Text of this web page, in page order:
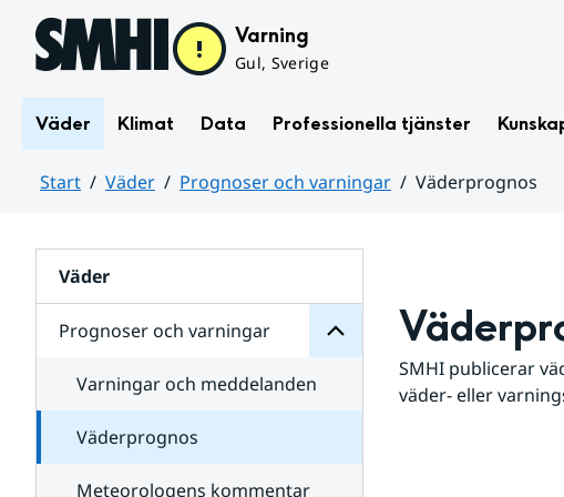
Hoppa till sidans innehåll Varning
Gul, Sverige
Väder Klimat Data Professionella tjänster
Start Väder Prognoser och varningar
Väderprognos
Väder
Prognoser och varningar
för
varningar
Varningar och meddelanden
Väderprognos
Meteorologens kommentar
SMHI publicerar
väder- eller